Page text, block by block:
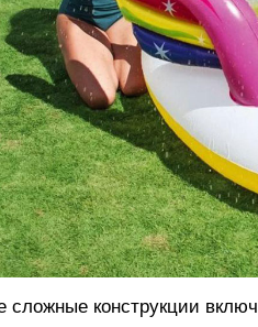
сложные конструкции